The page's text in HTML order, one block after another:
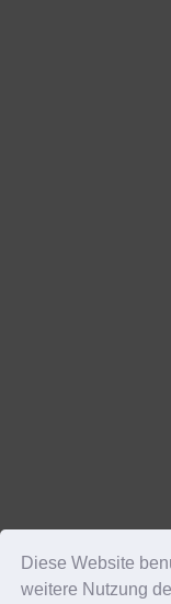
Diese Website
weitere Nutzung